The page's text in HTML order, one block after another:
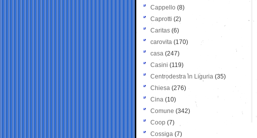
Cappello (8)
Caprotti (2)
Caritas (6)
carovita (170)
casa (247)
Casini (119)
Centrodestra in Liguria (35)
Chiesa (276)
Cina (10)
Comune (342)
Coop (7)
Cossiga (7)